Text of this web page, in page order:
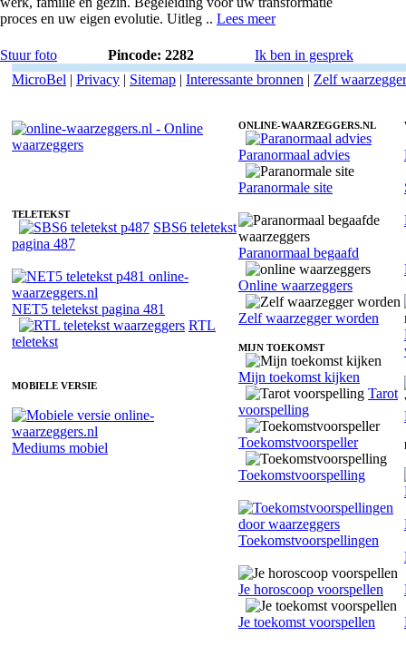
proces en uw eigen evolutie. Uitleg .. Lees meer
Stuur foto Pincode: 2282
Ik ben in gesprek
MicroBel | Privacy | Sitemap | Interessante bronnen | Zelf
TELETEKST
SBS6 teletekst
pagina 487
NET5 teletekst pagina 481
RTL
teletekst
MOBIELE VERSIE
Mediums mobiel
ONLINE-WAARZEGGERS.NL
Paranormaal advies
Paranormale site
Paranormaal begaafd
Online waarzeggers
Zelf waarzegger worden
MIJN TOEKOMST
Mijn toekomst kijken
Tarot
voorspelling
Toekomstvoorspeller
Toekomstvoorspelling
Toekomstvoorspellingen
Je horoscoop voorspellen
Je toekomst voorspellen